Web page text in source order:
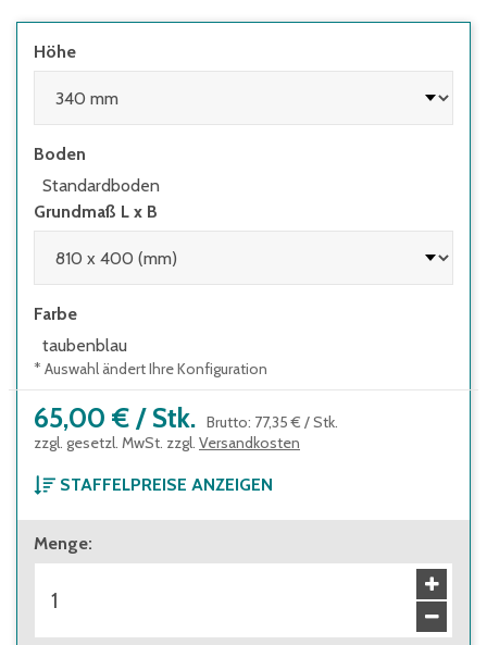
Höhe
Boden
Standardboden
Grundmaß L x B
Farbe
taubenblau
* Auswahl ändert Ihre Konfiguration
65,00 € / Stk. Brutto: 77,35 € /Stk.
zzgl. gesetzl. MwSt. zzgl. Versandkosten
STAFFELPREISE ANZEIGEN
ab 1 Stück
65,00 €
ab 57 Stück
57,50 €
Menge: